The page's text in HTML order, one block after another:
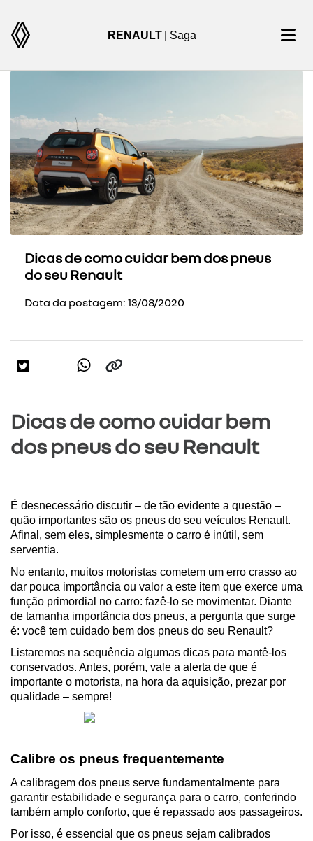
RENAULT | Saga
Dicas de como cuidar bem dos pneus
do seu Renault
Data da postagem: 13/08/2020
Dicas de como cuidar bem
dos pneus do seu Renault
É desnecessário discutir – de tão evidente a questão –
quão importantes são os pneus do seu veículos Renault.
Afinal, sem eles, simplesmente o carro é inútil, sem
serventia.
No entanto, muitos motoristas cometem um erro crasso ao
dar pouca importância ou valor a este item que exerce uma
função primordial no carro: fazê-lo se movimentar. Diante
de tamanha importância dos pneus, a pergunta que surge
é: você tem cuidado bem dos pneus do seu Renault?
Listaremos na sequência algumas dicas para mantê-los
conservados. Antes, porém, vale a alerta de que é
importante o motorista, na hora da aquisição, prezar por
qualidade – sempre!
Calibre os pneus frequentemente
A calibragem dos pneus serve fundamentalmente para
garantir estabilidade e segurança para o carro, conferindo
também amplo conforto, que é repassado aos passageiros.
Por isso, é essencial que os pneus sejam calibrados